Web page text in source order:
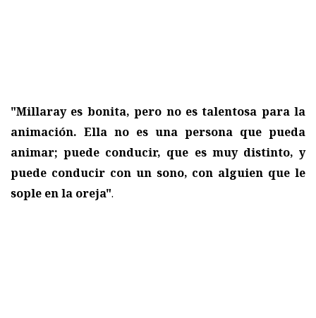
"Millaray es bonita, pero no es talentosa para la
animación. Ella no es una persona que pueda
animar; puede conducir, que es muy distinto, y
puede conducir con un sono, con alguien que le
sople en la oreja".